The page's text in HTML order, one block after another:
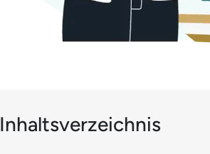
Inhaltsverzeichnis